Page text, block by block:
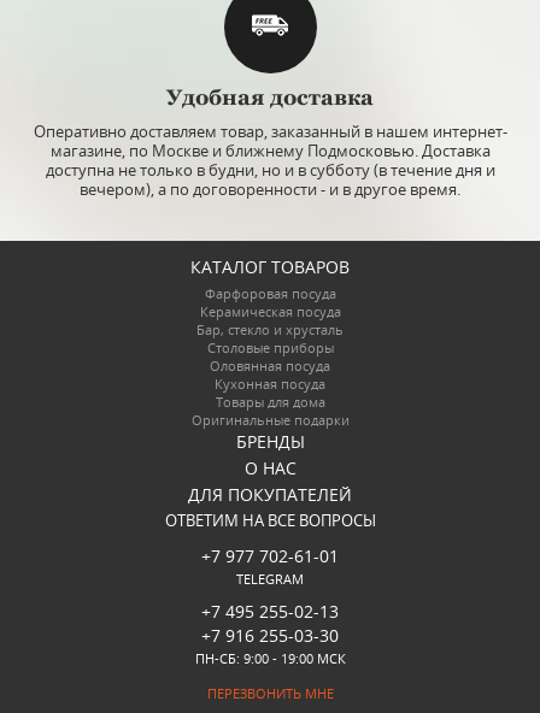
Удобная доставка
Оперативно доставляем товар, заказанный в нашем интернет-
магазине, по Москве и ближнему Подмосковью. Доставка
доступна не только в будни, но и в субботу (в течение дня и
вечером), а по договоренности - и в другое время.
КАТАЛОГ ТОВАРОВ
Фарфоровая посуда
Керамическая посуда
Бар, стекло и хрусталь
Столовые приборы
Оловянная посуда
Кухонная посуда
Товары для дома
Оригинальные подарки
БРЕНДЫ
О НАС
ДЛЯ ПОКУПАТЕЛЕЙ
ОТВЕТИМ НА ВСЕ ВОПРОСЫ
+7 977 702-61-01
TELEGRAM
+7 495 255-02-13
+7 916 255-03-30
ПН-СБ: 9:00 - 19:00 МСК
ПЕРЕЗВОНИТЬ МНЕ